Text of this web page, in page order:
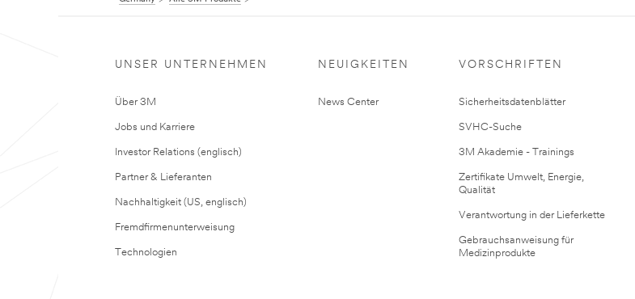
UNSER UNTERNEHMEN
Über 3M
Jobs und Karriere
Investor Relations (englisch)
Partner & Lieferanten
Nachhaltigkeit (US, englisch)
Fremdfirmenunterweisung
Technologien
NEUIGKEITEN
News Center
VORSCHRIFTEN
Sicherheitsdatenblätter
SVHC-Suche
3M Akademie - Trainings
Zertifikate Umwelt, Energie,
Qualität
Verantwortung in der Lieferkette
Gebrauchsanweisung für
Medizinprodukte